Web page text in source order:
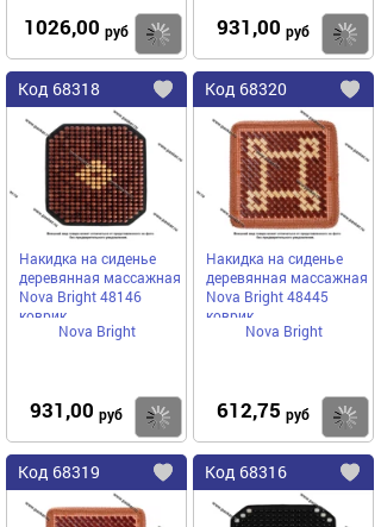
1026,00 руб Купить
931,00 руб
Код 68318
Добавить
избранное
Накидка на сиденье
деревянная массажная
Nova Bright 48146
коврик
Nova Bright
931,00 руб Купить
Код 68320
Накидка на сиденье
деревянная массажная
Nova Bright 48445
коврик
Nova Bright
612,75 руб
Код 68319
Добавить
Код 68316